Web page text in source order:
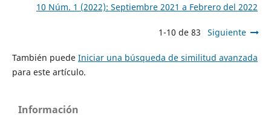
10 Núm. 1 (2022): Septiembre 2021 a Febrero del 2022
1-10 de 83 Siguiente
También puede Iniciar una búsqueda de similitud avanzada
para este artículo.
Información